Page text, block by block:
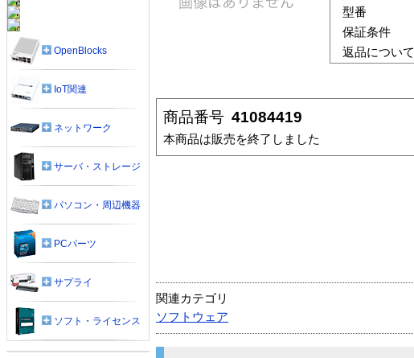
型番
保証条件
返品について
商品番号 41084419
本商品は販売を終了しました
関連カテゴリ
ソフトウェア
OpenBlocks
IoT関連
ネットワーク
サーバ・ストレージ
パソコン・周辺機器
PCパーツ
サプライ
ソフト・ライセンス